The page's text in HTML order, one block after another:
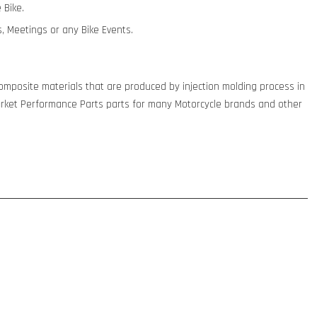
or any Bike Events.
materials that are produced by injection molding process in
Performance Parts parts for many Motorcycle brands and other